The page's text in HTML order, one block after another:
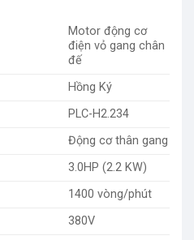
Motor động cơ
điện vỏ gang chân
đế
Hồng Ký
PLC-H2.234
Động cơ thân gang
3.0HP (2.2 KW)
1400 vòng/phút
380V